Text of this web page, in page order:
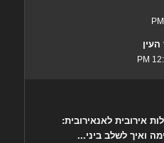
אירובית לאנאירובית:
ואיך לשלב ביני...